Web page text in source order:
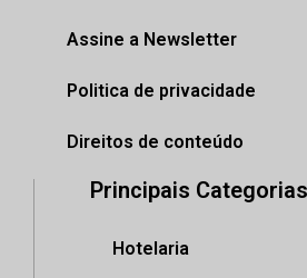
Assine a Newsletter
Politica de privacidade
Direitos de conteúdo
Principais Categorias
Hotelaria